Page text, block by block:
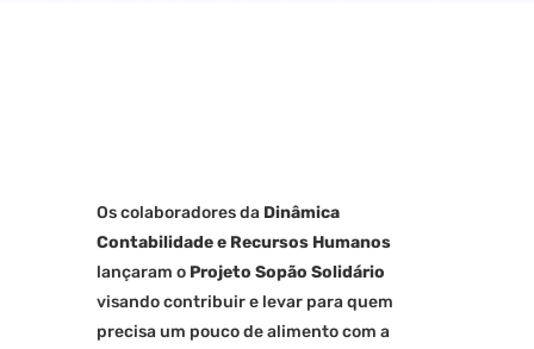
Os colaboradores da Dinâmica
Contabilidade e Recursos Humanos
lançaram o Projeto Sopão Solidário
visando contribuir e levar para quem
precisa um pouco de alimento com a